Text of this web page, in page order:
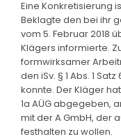
Eine Konkretisierung
Beklagte den bei ihr
vom 5. Februar 2018
Klägers informierte.
formwirksamer
den iSv. § 1 Abs. 1
konnte. Der Kläger
1a AÜG abgegeben,
mit der A GmbH, der
festhalten zu wollen.